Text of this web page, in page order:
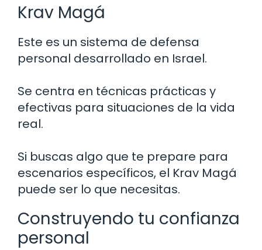
Krav Magá
Este es un sistema de defensa
personal desarrollado en Israel.
Se centra en técnicas prácticas y
efectivas para situaciones de la vida
real.
Si buscas algo que te prepare para
escenarios específicos, el Krav Magá
puede ser lo que necesitas.
Construyendo tu confianza
personal